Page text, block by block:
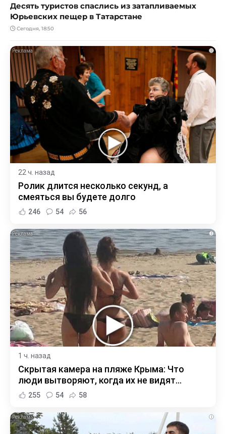
Десять туристов спаслись из затапливаемых
Юрьевских пещер в Татарстане
Сегодня, 18:50
i
22 ч. назад
Ролик длится несколько секунд, а
смеяться вы будете долго
246 54 56
i
1 ч. назад
Скрытая камера на пляже Крыма: Что
люди вытворяют, когда их не видят...
255 54 58
i